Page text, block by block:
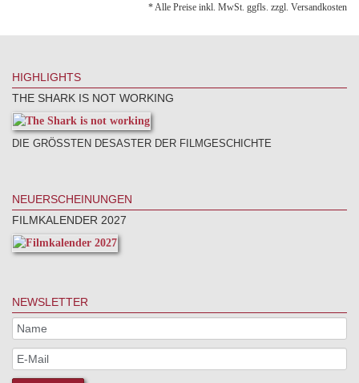
* Alle Preise inkl. MwSt. ggfls. zzgl. Versandkosten
HIGHLIGHTS
THE SHARK IS NOT WORKING
DIE GRÖSSTEN DESASTER DER FILMGESCHICHTE
NEUERSCHEINUNGEN
FILMKALENDER 2027
NEWSLETTER